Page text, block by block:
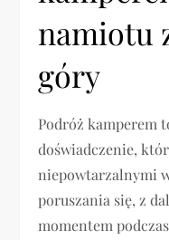
namiotu
góry
Podróż kamperem
doświadczenie,
niepowtarzalnymi
poruszania się, z
momentem